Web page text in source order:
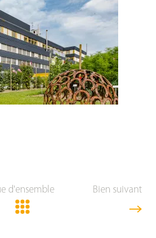
d'ensemble Bien suivant